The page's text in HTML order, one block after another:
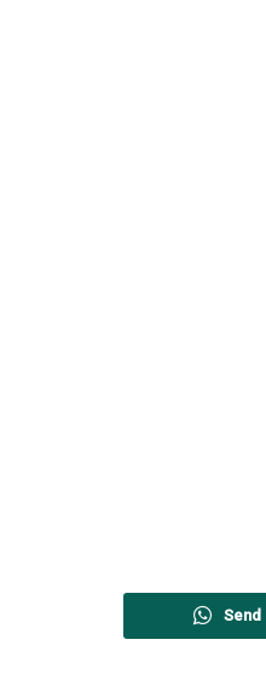
Send